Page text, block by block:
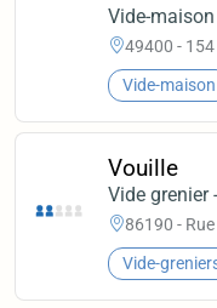
Vide-maison
49400 -
Vide-maison
Vouille
Vide grenier
86190 -
Vide-